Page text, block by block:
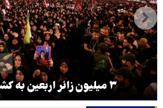
۳ میلیون زائر اربعین به کشور بازگشتند